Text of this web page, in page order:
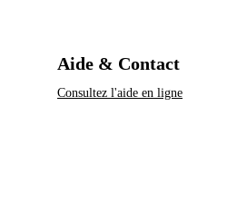
Aide & Contact
Consultez l'aide en ligne